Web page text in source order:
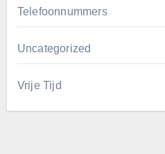
Telefoonnummers
Uncategorized
Vrije Tijd